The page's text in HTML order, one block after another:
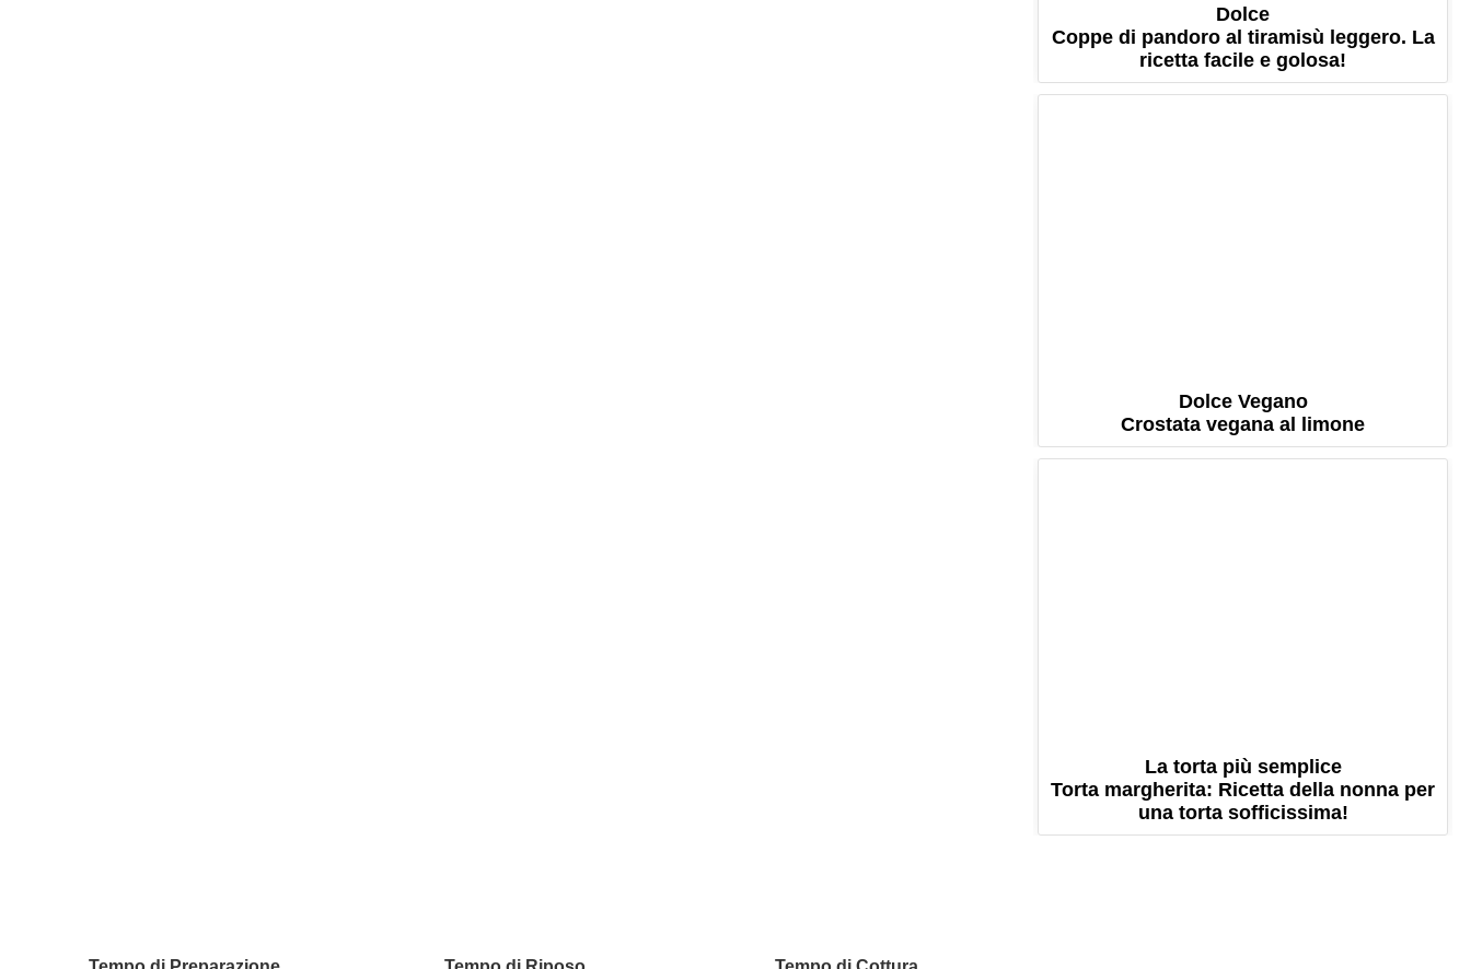
Dolce
Coppe di pandoro al tiramisù leggero. La
ricetta facile e golosa!
Dolce Vegano
Crostata vegana al limone
La torta più semplice
Torta margherita: Ricetta della nonna per
una torta sofficissima!